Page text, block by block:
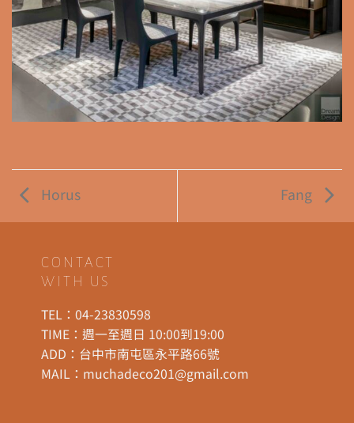
Horus Fang
CONTACT
WITH US
TEL：04-23830598
TIME：週一至週日 10:00到19:00
ADD： 台中市南屯區永平路66號
MAIL： muchadeco201@gmail.com